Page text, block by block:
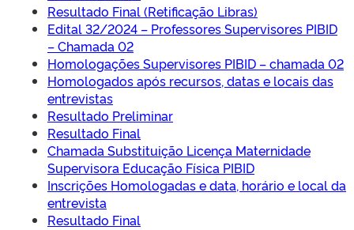
Resultado Final (Retificação Libras)
Edital 32/2024 – Professores Supervisores PIBID
– Chamada 02
Homologações Supervisores PIBID – chamada 02
Homologados após recursos, datas e locais das
entrevistas
Resultado Preliminar
Resultado Final
Chamada Substituição Licença Maternidade
Supervisora Educação Física PIBID
Inscrições Homologadas e data, horário e local da
entrevista
Resultado Final